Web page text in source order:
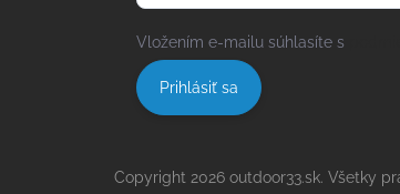
Vložením e-mailu súhlasíte s
Prihlásiť sa
Copyright 2026 outdoor33.sk. Všetky